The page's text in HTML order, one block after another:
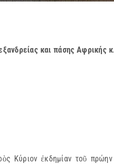
και πάσης Αφρικής
Κύριον ἐκδημίαν τοῦ